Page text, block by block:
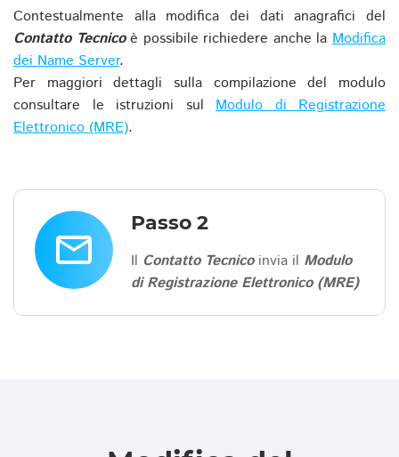
Contestualmente alla modifica dei dati anagrafici del
Contatto Tecnicoè possibile richiedere anche laModifica
dei Name Server.
Per maggiori dettagli sulla compilazione del modulo
consultare le istruzioni sul Modulo di Registrazione
Elettronico (MRE).
email
Passo 2
Il Contatto Tecnicoinvia il Modulo
di Registrazione Elettronico (MRE)